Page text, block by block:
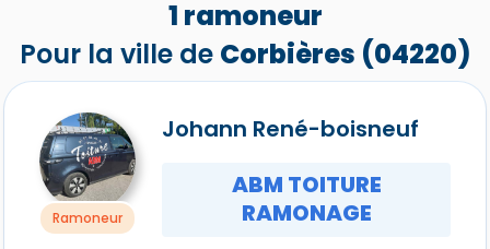
1 ramoneur
Pour la ville de Corbières (04220)
Ramoneur
Johann René-boisneuf
ABM TOITURE
RAMONAGE